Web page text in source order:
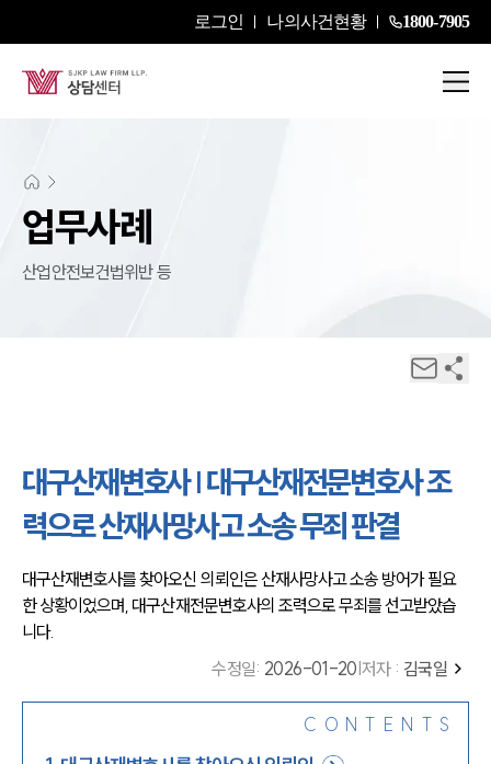
로그인 나의사건현황 1800-7905
업무사례
산업안전보건법위반 등
대구산재변호사 | 대구산재전문변호사 조
력으로 산재사망사고 소송 무죄 판결
대구산재변호사를 찾아오신 의뢰인은 산재사망사고 소송 방어가 필요
한 상황이었으며, 대구산재전문변호사의 조력으로 무죄를 선고받았습
니다.
수정일: 2026-01-20 |저자 : 김국일
CONTENTS